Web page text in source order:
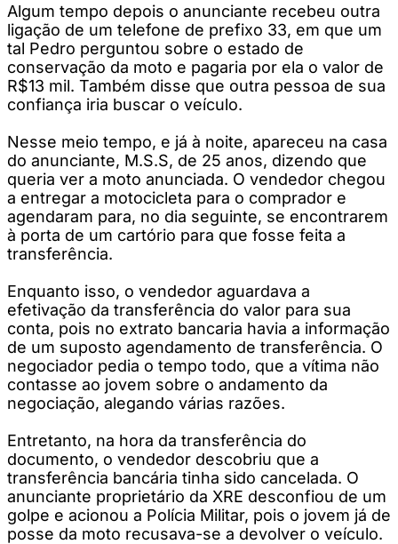
Algum tempo depois o anunciante recebeu outra
ligação de um telefone de prefixo 33, em que um
tal Pedro perguntou sobre o estado de
conservação da moto e pagaria por ela o valor de
R$13 mil. Também disse que outra pessoa de sua
confiança iria buscar o veículo.
Nesse meio tempo, e já à noite, apareceu na casa
do anunciante, M.S.S, de 25 anos, dizendo que
queria ver a moto anunciada. O vendedor chegou
a entregar a motocicleta para o comprador e
agendaram para, no dia seguinte, se encontrarem
à porta de um cartório para que fosse feita a
transferência.
Enquanto isso, o vendedor aguardava a
efetivação da transferência do valor para sua
conta, pois no extrato bancaria havia a informação
de um suposto agendamento de transferência. O
negociador pedia o tempo todo, que a vítima não
contasse ao jovem sobre o andamento da
negociação, alegando várias razões.
Entretanto, na hora da transferência do
documento, o vendedor descobriu que a
transferência bancária tinha sido cancelada. O
anunciante proprietário da XRE desconfiou de um
golpe e acionou a Polícia Militar, pois o jovem já de
posse da moto recusava-se a devolver o veículo.